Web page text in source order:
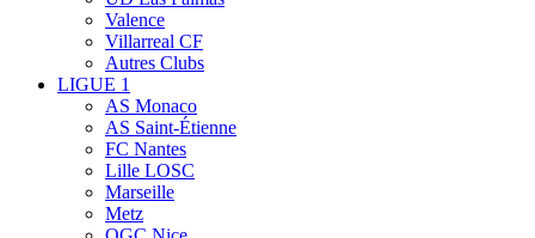
Valence
Villarreal CF
Autres Clubs
LIGUE 1
AS Monaco
AS Saint-Étienne
FC Nantes
Lille LOSC
Marseille
Metz